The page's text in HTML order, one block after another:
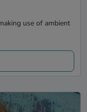
use of ambient